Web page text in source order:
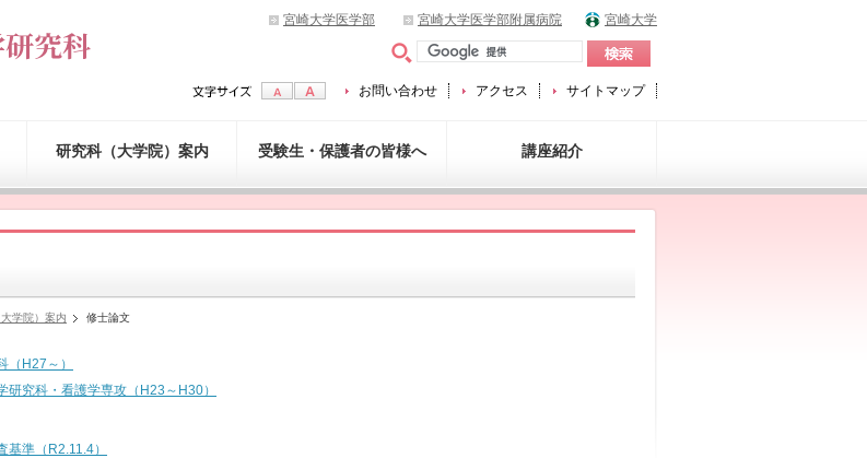
宮崎大学医学部 宮崎大学医学部附属病院 宮崎大学
お問い合わせ アクセス サイトマップ
研究科（大学院）案内 受験生・保護者の皆様へ 講座紹介
学院）案内 修士論文
（H27～）
研究科・看護学専攻（H23～H30）
基準（R2.11.4）